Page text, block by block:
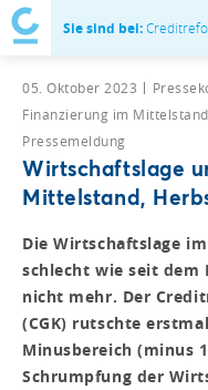
Sie sind bei:
05. Oktober 2023
Finanzierung im Mittelstand
Pressemeldung
Wirtschaftslage
Mittelstand,
Die Wirtschaftslage
schlecht wie seit dem
nicht mehr. Der
(CGK) rutschte
Minusbereich (minus
Schrumpfung der